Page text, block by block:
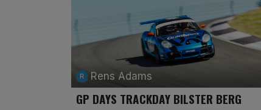
Rens Adams
GP DAYS TRACKDAY BILSTER BERG